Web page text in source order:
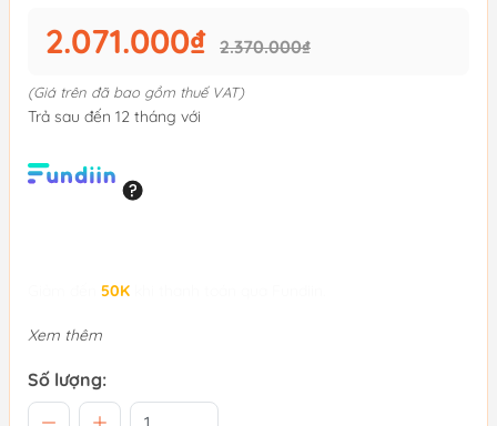
2.071.000₫ 2.370.000₫
(Giá trên đã bao gồm thuế VAT)
Trả sau đến 12 tháng với
50K
Xem thêm
Số lượng: